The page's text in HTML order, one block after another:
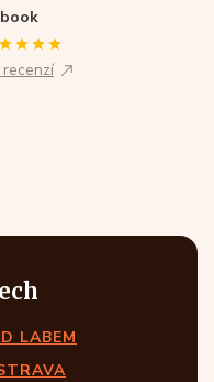
recenzí
LABEM